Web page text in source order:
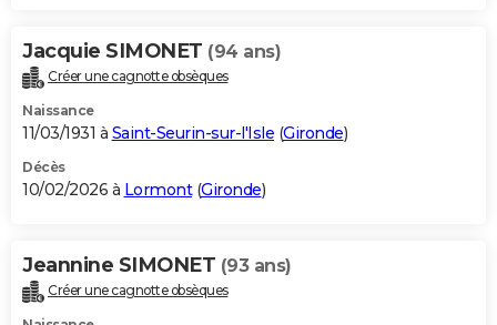
Jacquie SIMONET (94 ans)
Créer une cagnotte obsèques
Naissance
11/03/1931 à Saint-Seurin-sur-l'Isle (Gironde)
Décès
10/02/2026 à Lormont(Gironde)
Jeannine SIMONET (93 ans)
Créer une cagnotte obsèques